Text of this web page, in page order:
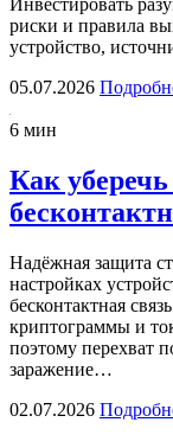
риски и правила
устройство,
05.07.2026
6 мин
Как
Надёжная защита
настройках
бесконтактная
криптограммы и
поэтому перехват
заражение…
02.07.2026